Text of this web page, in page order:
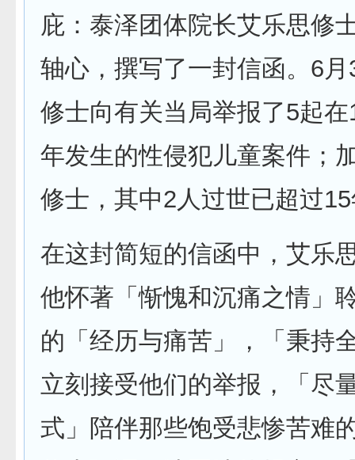
庇：泰泽团体院长艾乐思修
轴心，撰写了一封信函。6
修士向有关当局举报了5起
年发生的性侵犯儿童案件；
修士，其中2人过世已超过
在这封简短的信函中，艾乐
他怀著「惭愧和沉痛之情」
的「经历与痛苦」，「秉持
立刻接受他们的举报，「尽
式」陪伴那些饱受悲惨苦难